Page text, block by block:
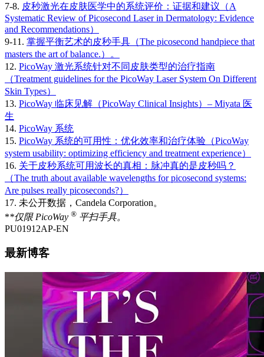
7-8. 皮秒激光在皮肤医学中的系统评价：证据和建议（A
Systematic Review of Picosecond Laser in Dermatology: Evidence
and Recommendations）
9-11. 掌握平衡艺术的皮秒手具（The picosecond handpiece that
masters the art of balance.）。
12. PicoWay 激光系统针对不同皮肤类型的治疗指南
（Treatment guidelines for the PicoWay Laser System On Different
Skin Types）
13. PicoWay 临床见解（PicoWay Clinical Insights）– Miyata 医
生
14. PicoWay 系统
15. PicoWay 系统的可用性：优化效率和治疗体验（PicoWay
system usability: optimizing efficiency and treatment experience）
16. 关于皮秒系统可用波长的真相：脉冲真的是皮秒吗？
（The truth about available wavelengths for picosecond systems:
Are pulses really picoseconds?）
17. 未公开数据，Candela Corporation。
**仅限 PicoWay ® 平扫手具。
PU01912AP-EN
最新博客